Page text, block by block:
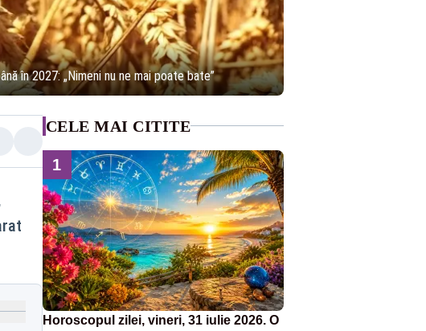
în 2027: „Nimeni nu ne mai poate bate”
CELE MAI CITITE
1
Horoscopul zilei, vineri, 31 iulie 2026. O